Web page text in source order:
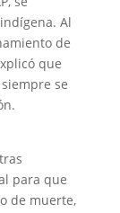
Al
de
que
se
para que
de muerte,